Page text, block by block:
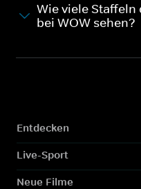
Wie viele Staffeln
bei WOW sehen?
Entdecken
Live-Sport
Neue Filme